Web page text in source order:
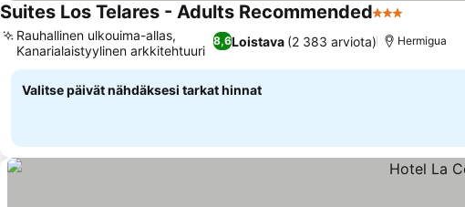
Suites Los Telares - Adults Recommended3 Tähtiluokitus
8,6Loistava (2 383 arviota)
Rauhallinen ulkouima-allas,
Kanarialaistyylinen arkkitehtuuri
Hermigua
Valitse päivät nähdäksesi tarkat hinnat